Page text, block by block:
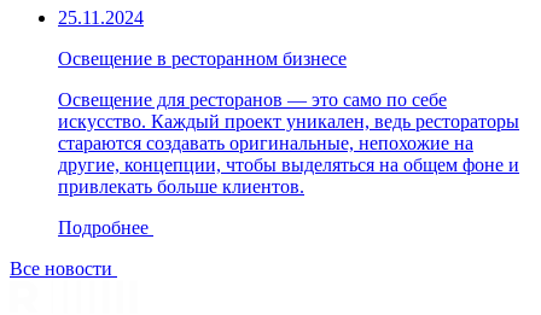
25.11.2024
Освещение в ресторанном бизнесе
Освещение для ресторанов — это само по себе
искусство. Каждый проект уникален, ведь рестораторы
стараются создавать оригинальные, непохожие на
другие, концепции, чтобы выделяться на общем фоне и
привлекать больше клиентов.
Подробнее
Все новости